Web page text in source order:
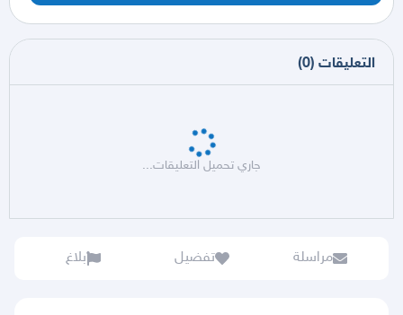
التعليقات (
0
)
جاري تحميل التعليقات...
مراسلة تفضيل بلاغ